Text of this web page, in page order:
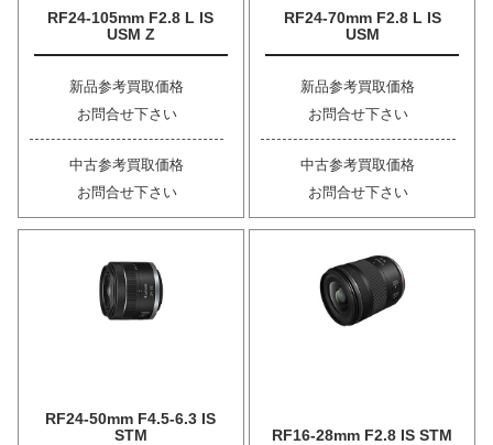
RF24-105mm F2.8 L IS
USM Z
新品参考買取価格
お問合せ下さい
中古参考買取価格
お問合せ下さい
RF24-70mm F2.8 L IS
USM
新品参考買取価格
お問合せ下さい
中古参考買取価格
お問合せ下さい
RF24-50mm F4.5-6.3 IS
STM
RF16-28mm F2.8 IS STM